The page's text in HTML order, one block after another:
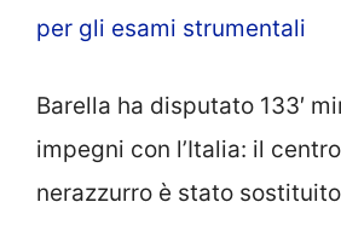
per gli esami strumentali
Barella ha disputato 133′
impegni con l’Italia: il
nerazzurro è stato